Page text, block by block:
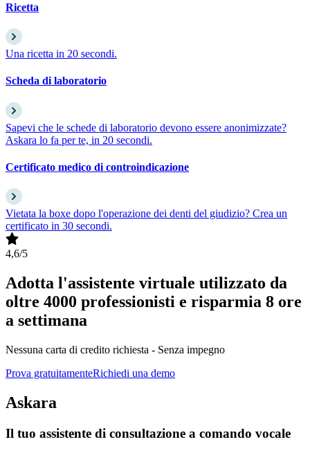
Ricetta
Una ricetta in 20 secondi.
Scheda di laboratorio
Sapevi che le schede di laboratorio devono essere anonimizzate?
Askara lo fa per te, in 20 secondi.
Certificato medico di controindicazione
Vietata la boxe dopo l'operazione dei denti del giudizio? Crea un
certificato in 30 secondi.
4,6/5
Adotta l'assistente virtuale utilizzato da
oltre 4000 professionisti e risparmia 8 ore
a settimana
Nessuna carta di credito richiesta - Senza impegno
Prova gratuitamenteRichiedi una demo
Askara
Il tuo assistente di consultazione a comando vocale